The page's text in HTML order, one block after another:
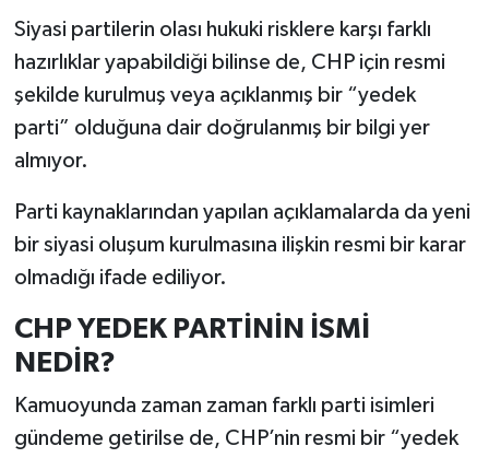
Siyasi partilerin olası hukuki risklere karşı farklı
hazırlıklar yapabildiği bilinse de, CHP için resmi
şekilde kurulmuş veya açıklanmış bir “yedek
parti” olduğuna dair doğrulanmış bir bilgi yer
almıyor.
Parti kaynaklarından yapılan açıklamalarda da yeni
bir siyasi oluşum kurulmasına ilişkin resmi bir karar
olmadığı ifade ediliyor.
CHP YEDEK PARTİNİN İSMİ
NEDİR?
Kamuoyunda zaman zaman farklı parti isimleri
gündeme getirilse de, CHP’nin resmi bir “yedek